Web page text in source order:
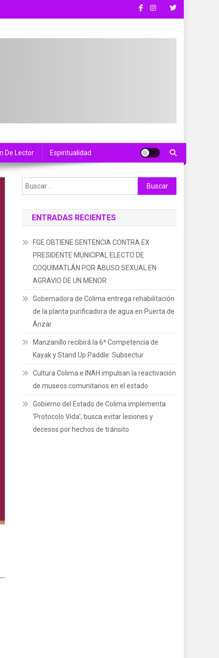
De Lector Espiritualidad
Buscar:
ENTRADAS RECIENTES
FGE OBTIENE SENTENCIA CONTRA EX
PRESIDENTE MUNICIPAL ELECTO DE
COQUIMATLÁN POR ABUSO SEXUAL EN
AGRAVIO DE UN MENOR
Gobernadora de Colima entrega rehabilitación
de la planta purificadora de agua en Puerta de
Ánzar
Manzanillo recibirá la 6ª Competencia de
Kayak y Stand Up Paddle: Subsectur
Cultura Colima e INAH impulsan la reactivación
de museos comunitarios en el estado
Gobierno del Estado de Colima implementa
‘Protocolo Vida’; busca evitar lesiones y
decesos por hechos de tránsito